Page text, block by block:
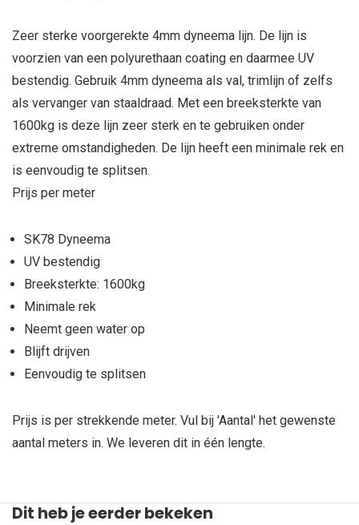
Zeer sterke voorgerekte 4mm dyneema lijn. De lijn is
voorzien van een polyurethaan coating en daarmee UV
bestendig. Gebruik 4mm dyneema als val, trimlijn of zelfs
als vervanger van staaldraad. Met een breeksterkte van
1600kg is deze lijn zeer sterk en te gebruiken onder
extreme omstandigheden. De lijn heeft een minimale rek en
is eenvoudig te splitsen.
Prijs per meter
SK78 Dyneema
UV bestendig
Breeksterkte: 1600kg
Minimale rek
Neemt geen water op
Blijft drijven
Eenvoudig te splitsen
Prijs is per strekkende meter. Vul bij 'Aantal' het gewenste
aantal meters in. We leveren dit in één lengte.
Dit heb je eerder bekeken